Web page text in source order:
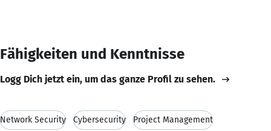
Fähigkeiten und Kenntnisse
Logg Dich jetzt ein, um das ganze Profil zu sehen.
Network Security Cybersecurity Project Management